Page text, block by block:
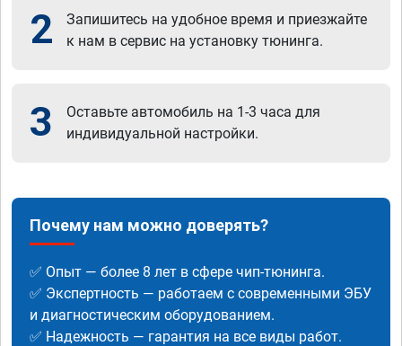
2
Запишитесь на удобное время и приезжайте
к нам в сервис на установку тюнинга.
3
Оставьте автомобиль на 1-3 часа для
индивидуальной настройки.
Почему нам можно доверять?
✅ Опыт — более 8 лет в сфере чип-тюнинга.
✅ Экспертность — работаем с современными ЭБУ
и диагностическим оборудованием.
✅ Надежность — гарантия на все виды работ.